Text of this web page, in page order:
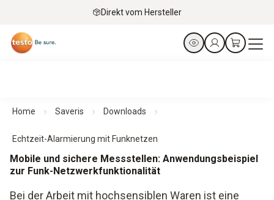
Direkt vom Hersteller
Home Saveris Downloads
Echtzeit-Alarmierung mit Funknetzen
Mobile und sichere Messstellen: Anwendungsbeispiel
zur Funk-Netzwerkfunktionalität
Bei der Arbeit mit hochsensiblen Waren ist eine